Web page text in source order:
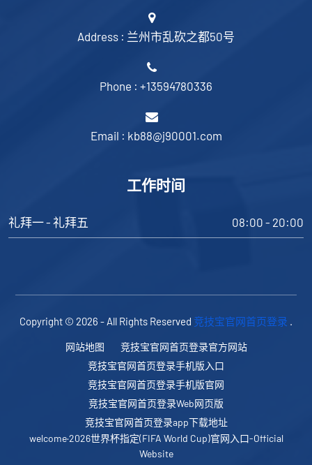
Address : 兰州市乱砍之都50号
Phone : +13594780336
Email : kb88@j90001.com
工作时间
礼拜一 - 礼拜五 08:00 - 20:00
Copyright © 2026 - All Rights Reserved 竞技宝官网首页登录 .
网站地图
竞技宝官网首页登录官方网站
竞技宝官网首页登录手机版入口
竞技宝官网首页登录手机版官网
竞技宝官网首页登录Web网页版
竞技宝官网首页登录app下载地址
welcome·2026世界杯指定(FIFA World Cup)官网入口-Official
Website